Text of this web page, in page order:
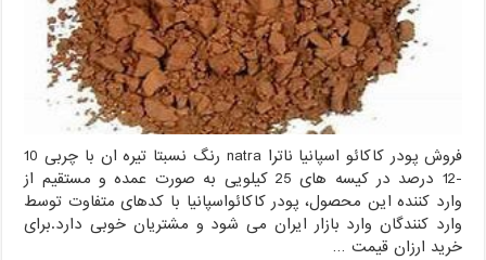
فروش پودر کاکائو اسپانیا ناترا natra رنگ نسبتا تیره ان با چربی 10
-12 درصد در کیسه های 25 کیلویی به صورت عمده و مستقیم از
وارد کننده این محصول، پودر کاکائواسپانیا با کدهای متفاوت توسط
وارد کنندگان وارد بازار ایران می شود و مشتریان خوبی دارد.برای
خرید ارزان قیمت …